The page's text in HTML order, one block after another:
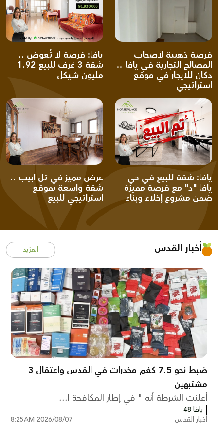
فرصة ذهبية لأصحاب
المصالح التجارية في يافا ..
دكان للايجار في موقع
استراتيجي
يافا: فرصة لا تُعوض ..
شقة 3 غرف للبيع 1.92
مليون شيكل
يافا: شقة للبيع في حي
يافا "د" مع فرصة مميزة
ضمن مشروع إخلاء وبناء
عرض مميز في تل ابيب ..
شقة واسعة بموقع
استراتيجي للبيع
أخبار القدس المزيد
ضبط نحو 7.5 كغم مخدرات في القدس واعتقال 3
مشتبهين
أعلنت الشرطة أنه " في إطار المكافحة ا...
يافا 48
أخبار القدس
2026/08/07 8:25AM